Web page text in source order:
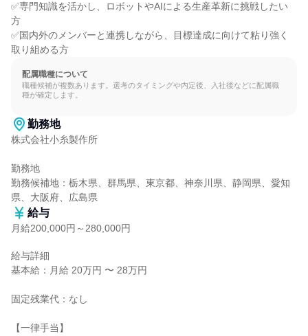
✅専門知識を活かし、ロボットやAIによる生産革新に挑戦したい
方
✅国内外のメンバーと連携しながら、目標達成に向けて粘り強く
取り組める方
配属職種について
職種候補が複数あります。選考のタイミングや内定後、入社後などに配属職
種が確定します。
勤務地
株式会社小糸製作所
勤務地
勤務候補地：栃木県、群馬県、東京都、神奈川県、静岡県、愛知
県、大阪府、広島県
給与
月給200,000円～280,000円
給与詳細
基本給：月給 20万円 〜 28万円
固定残業代：なし
【一律手当】